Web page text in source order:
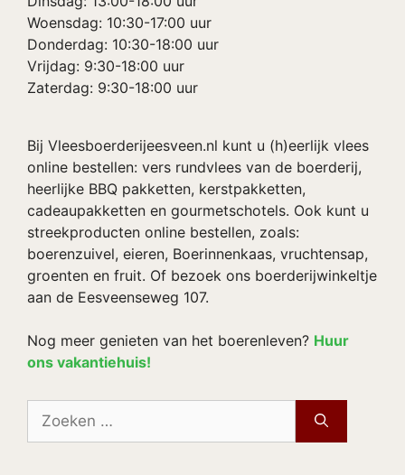
Woensdag: 10:30-17:00 uur
Donderdag: 10:30-18:00 uur
Vrijdag: 9:30-18:00 uur
Zaterdag: 9:30-18:00 uur
Bij Vleesboerderijeesveen.nl kunt u (h)eerlijk vlees
online bestellen: vers rundvlees van de boerderij,
heerlijke BBQ pakketten, kerstpakketten,
cadeaupakketten en gourmetschotels. Ook kunt u
streekproducten online bestellen, zoals:
boerenzuivel, eieren, Boerinnenkaas, vruchtensap,
groenten en fruit. Of bezoek ons boerderijwinkeltje
aan de Eesveenseweg 107.
Nog meer genieten van het boerenleven? Huur
ons vakantiehuis!
naar: